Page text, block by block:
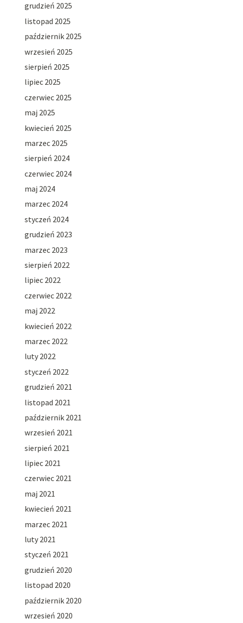
grudzień 2025
listopad 2025
październik 2025
wrzesień 2025
sierpień 2025
lipiec 2025
czerwiec 2025
maj 2025
kwiecień 2025
marzec 2025
sierpień 2024
czerwiec 2024
maj 2024
marzec 2024
styczeń 2024
grudzień 2023
marzec 2023
sierpień 2022
lipiec 2022
czerwiec 2022
maj 2022
kwiecień 2022
marzec 2022
luty 2022
styczeń 2022
grudzień 2021
listopad 2021
październik 2021
wrzesień 2021
sierpień 2021
lipiec 2021
czerwiec 2021
maj 2021
kwiecień 2021
marzec 2021
luty 2021
styczeń 2021
grudzień 2020
listopad 2020
październik 2020
wrzesień 2020